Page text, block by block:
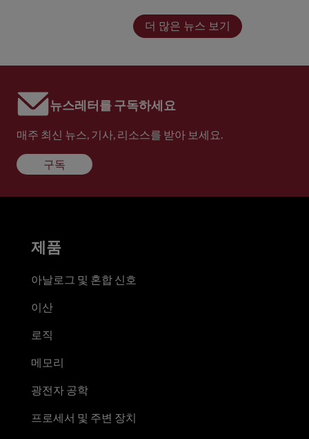
더 많은 뉴스 보기
뉴스레터를 구독하세요
매주 최신 뉴스, 기사, 리소스를 받아 보세요.
구독
제품
아날로그 및 혼합 신호
이산
로직
메모리
광전자 공학
프로세서 및 주변 장치